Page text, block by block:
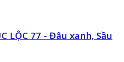
LỘC 77 - Đâu xanh, Sầu